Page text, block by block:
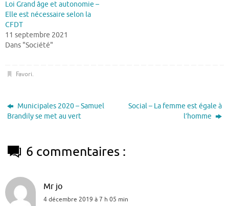
Loi Grand âge et autonomie –
Elle est nécessaire selon la
CFDT
11 septembre 2021
Dans "Société"
Favori.
Municipales 2020 – Samuel
Brandily se met au vert
Social – La femme est égale à
l’homme
6 commentaires :
Mr jo
4 décembre 2019 à 7 h 05 min